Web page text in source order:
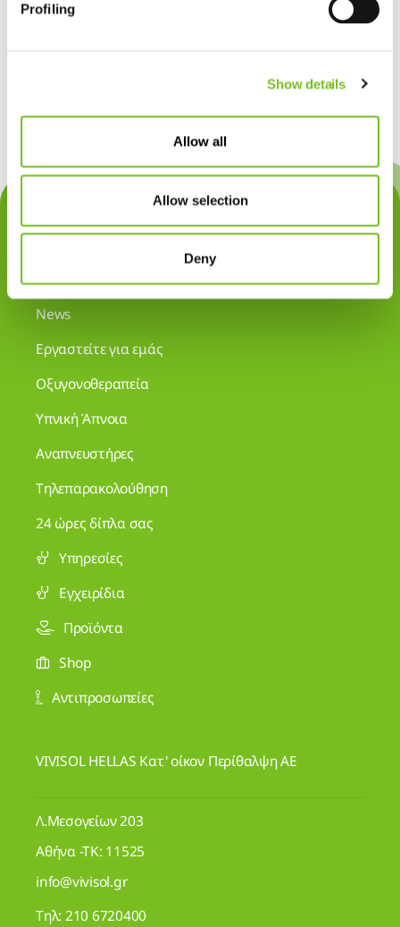
Profiling
Show details
Allow all
Allow selection
Deny
Επικοινωνία
News
Εργαστείτε για εμάς
Οξυγονοθεραπεία
Υπνική Άπνοια
Αναπνευστήρες
Τηλεπαρακολούθηση
24 ώρες δίπλα σας
Υπηρεσίες
Εγχειρίδια
Προϊόντα
Shop
Αντιπροσωπείες
VIVISOL HELLAS Κατ' οίκον Περίθαλψη ΑΕ
Λ.Μεσογείων 203
Αθήνα -ΤΚ: 11525
info@vivisol.gr
Τηλ: 210 6720400